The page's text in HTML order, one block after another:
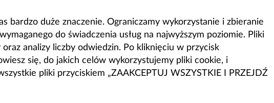
bardzo duże znaczenie. Ograniczamy wykorzystanie i zbieranie
do świadczenia usług na najwyższym poziomie. Pliki
analizy liczby odwiedzin. Po kliknięciu w przycisk
się, do jakich celów wykorzystujemy pliki cookie, i
pliki przyciskiem „ZAAKCEPTUJ WSZYSTKIE I PRZEJDŹ